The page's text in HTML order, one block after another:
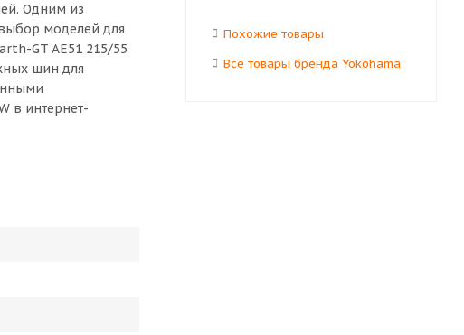
Одним из
моделей для
GT AE51 215/55
шин для
в интернет-
Похожие товары
Все товары бренда Yokohama